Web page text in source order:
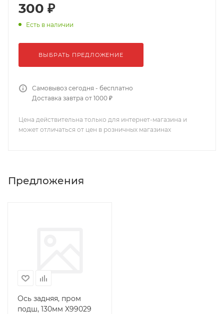
300 ₽
Есть в наличии
ВЫБРАТЬ ПРЕДЛОЖЕНИЕ
Самовывоз сегодня - бесплатно
Доставка завтра от 1000 ₽
Цена действительна только для интернет-магазина и
может отличаться от цен в розничных магазинах
Предложения
Ось задняя, пром
подш, 130мм X99029